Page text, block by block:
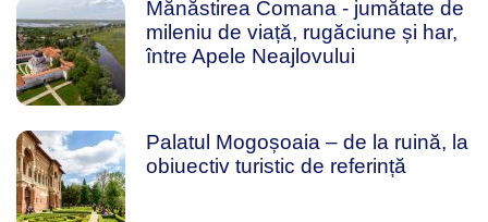
Mănăstirea Comana - jumătate de
mileniu de viață, rugăciune și har,
între Apele Neajlovului
Palatul Mogoșoaia – de la ruină, la
obiuectiv turistic de referință